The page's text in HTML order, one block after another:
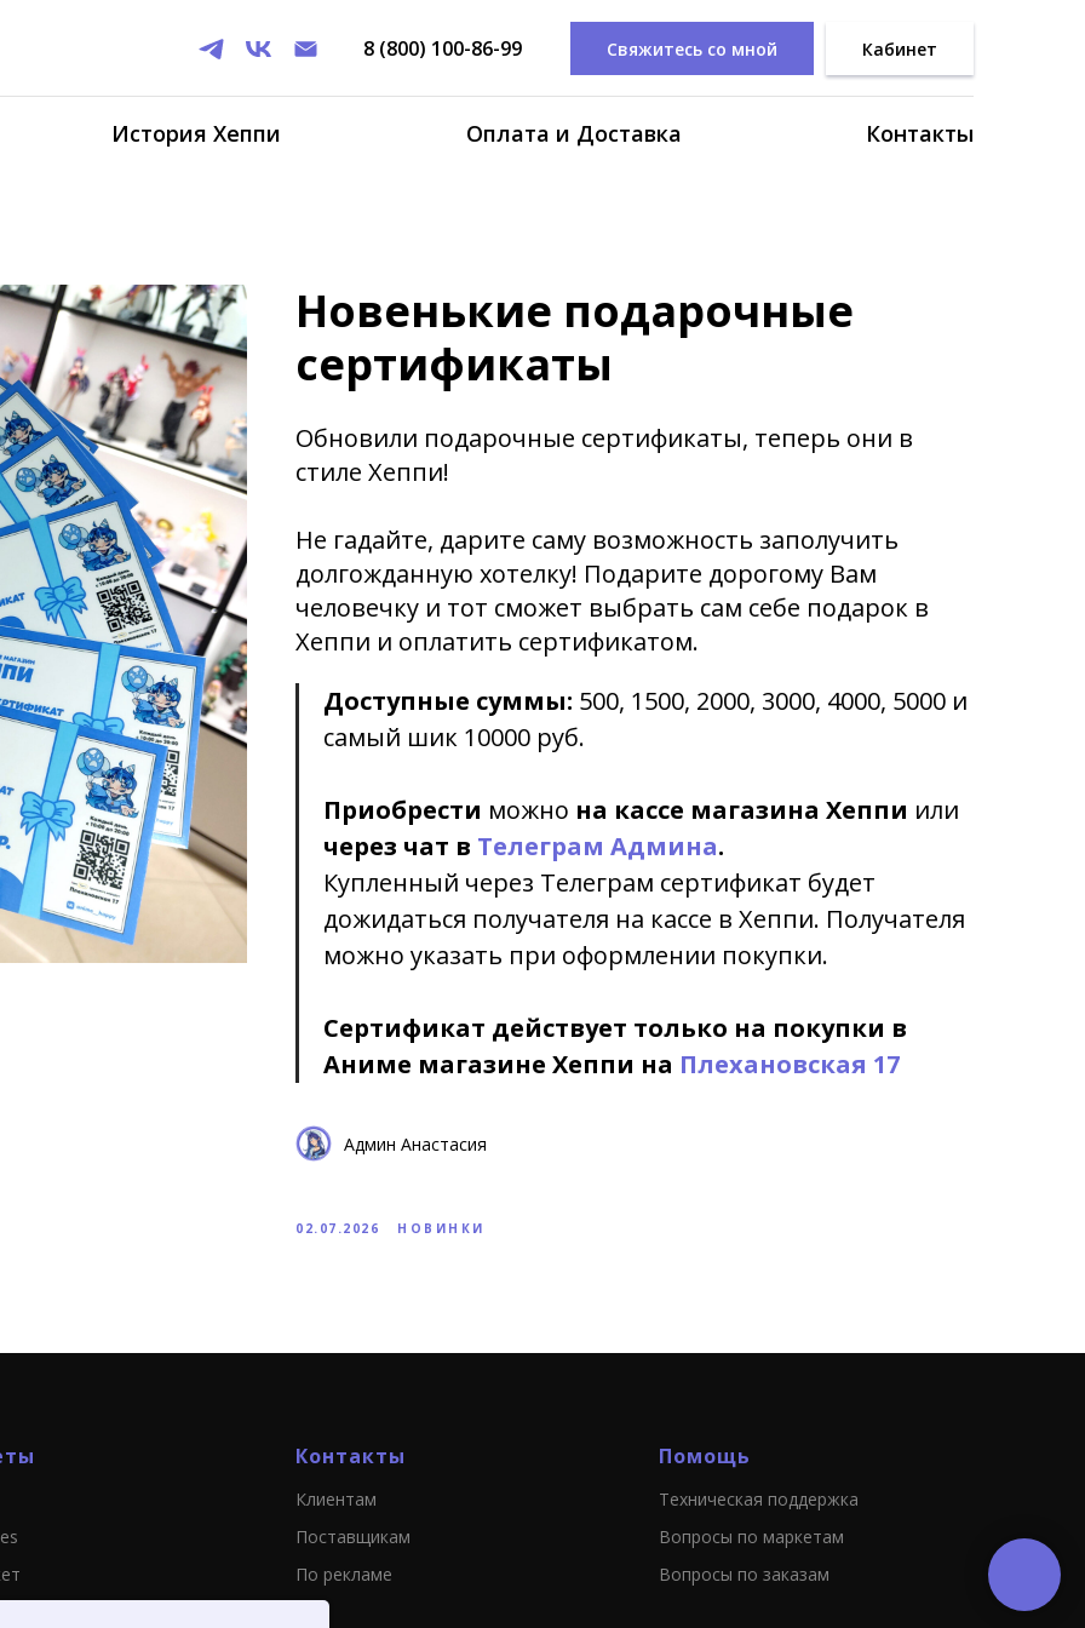
8 (800) 100-86-99 Свяжитесь со мной Кабинет
История Хеппи Оплата и Доставка Контакты
Новенькие подарочные
сертификаты
Обновили подарочные сертификаты, теперь они в
стиле Хеппи!
Не гадайте, дарите саму возможность заполучить
долгожданную хотелку! Подарите дорогому Вам
человечку и тот сможет выбрать сам себе подарок в
Хеппи и оплатить сертификатом.
Доступные суммы: 500, 1500, 2000, 3000, 4000, 5000 и
самый шик 10000 руб.
Приобрести можно на кассе магазина Хеппи или
через чат в Телеграм Админа.
Купленный через Телеграм сертификат будет
дожидаться получателя на кассе в Хеппи. Получателя
можно указать при оформлении покупки.
Сертификат действует только на покупки в
Аниме магазине Хеппи на Плехановская 17
Админ Анастасия
02.07.2026 НОВИНКИ
Контакты
Клиентам
Поставщикам
По рекламе
Помощь
Техническая поддержка
Вопросы по маркетам
Вопросы по заказам